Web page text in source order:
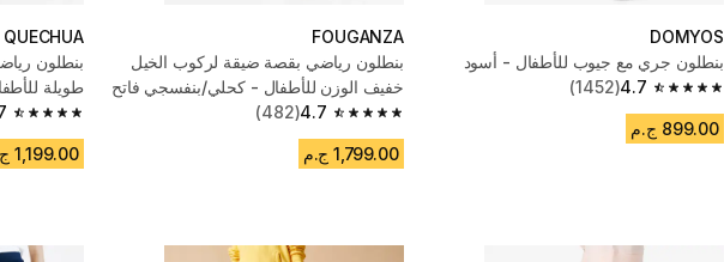
DOMYOS
بنطلون جري مع جيوب للأطفال - أسود
4.7
4.7 out of 5 stars from 1452 reviews
(1452)
899.00 ج.م
FOUGANZA
بنطلون رياضي بقصة ضيقة لركوب الخيل
خفيف الوزن للأطفال - كحلي/بنفسجي فاتح
4.7
4.7 out of 5 stars from 482 reviews
(482)
1,799.00 ج.م
QUECHUA
بنطلون
طويلة للأطفال 7 -
4.7 out of 5 stars from 98 reviews
1,199.00 ج.م